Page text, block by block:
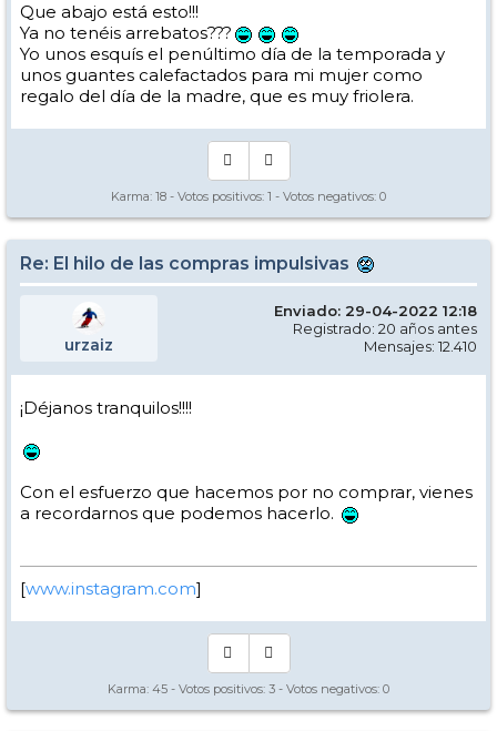
Que abajo está esto!!!
Ya no tenéis arrebatos???
Yo unos esquís el penúltimo día de la temporada y
unos guantes calefactados para mi mujer como
regalo del día de la madre, que es muy friolera.
Karma: 18 - Votos positivos: 1 - Votos negativos: 0
Re: El hilo de las compras impulsivas
urzaiz
Enviado: 29-04-2022 12:18
Registrado: 20 años antes
Mensajes: 12.410
¡Déjanos tranquilos!!!!
Con el esfuerzo que hacemos por no comprar, vienes
a recordarnos que podemos hacerlo.
[www.instagram.com]
Karma: 45 - Votos positivos: 3 - Votos negativos: 0